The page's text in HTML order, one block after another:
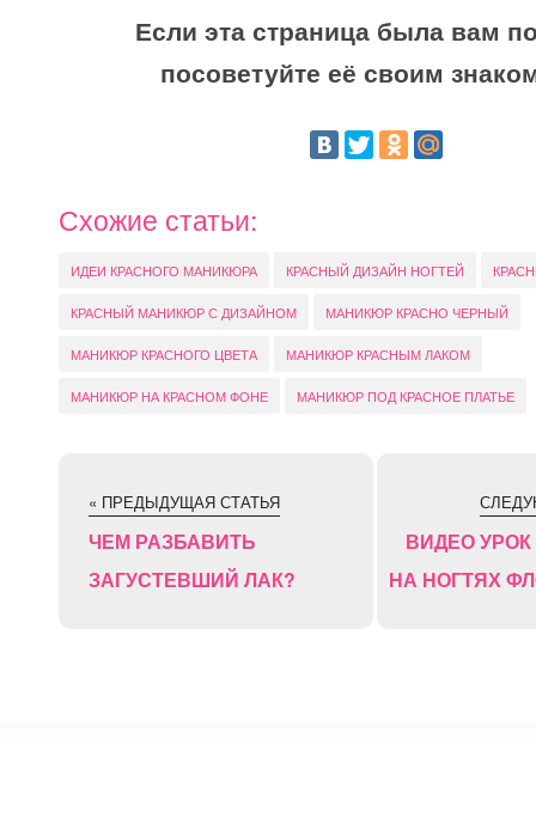
Если эта страница была вам
посоветуйте её своим
Схожие статьи:
ИДЕИ КРАСНОГО МАНИКЮРА КРАСНЫЙ ДИЗАЙН НОГТЕЙ
КРАСНЫЙ МАНИКЮР С ДИЗАЙНОМ МАНИКЮР КРАСНО ЧЕРНЫЙ
МАНИКЮР КРАСНОГО ЦВЕТА МАНИКЮР КРАСНЫМ ЛАКОМ
МАНИКЮР НА КРАСНОМ ФОНЕ МАНИКЮР ПОД КРАСНОЕ ПЛАТЬЕ
« ПРЕДЫДУЩАЯ СТАТЬЯ
ЧЕМ РАЗБАВИТЬ
ЗАГУСТЕВШИЙ ЛАК?
ВИДЕО УРОК
НА НОГТЯХ